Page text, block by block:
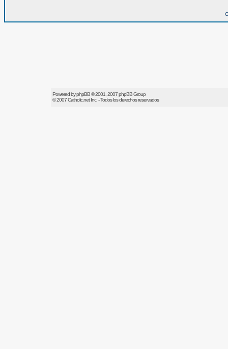
Powered byphpBB© 2001, 2007 phpBB Group
© 2007Catholic.netInc. - Todos los derechos reservados